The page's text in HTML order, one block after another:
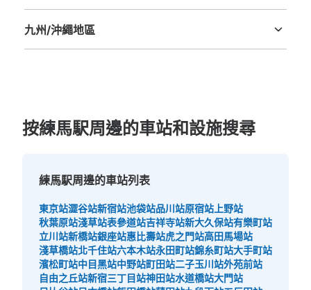
九州/沖繩地區
按練馬駅周邊的車站和設施搜尋
練馬駅周邊的車站列表
東京站澀谷站新宿站池袋站品川站原宿站 上野站
秋葉原站淺草站表參道站吉祥寺站新大久保站有樂町站
立川站新橋站銀座站惠比壽站虎之門站高田馬場站
淺草橋站北千住站六本木站永田町站錦糸町站大手町站
濱松町站中目黑站中野站町田站二子玉川站外苑前站
自由之丘站新宿三丁目站神田站水道橋站大門站